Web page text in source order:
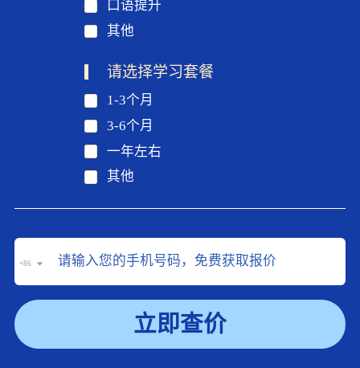
口语提升
其他
请选择学习套餐
1-3个月
3-6个月
一年左右
其他
+86
立即查价